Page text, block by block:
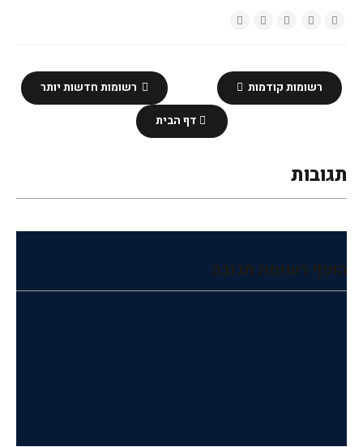
רשומות חדשות יותר רשומות קודמות
דף הבית
תגובות
הוסף רשומת תגובה